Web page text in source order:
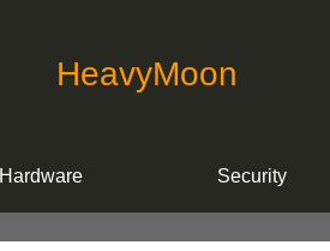
HeavyMoon
Hardware Security